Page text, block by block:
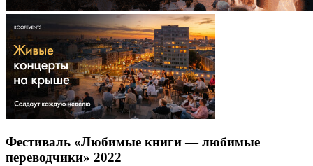
Фестиваль «Любимые книги — любимые
переводчики» 2022